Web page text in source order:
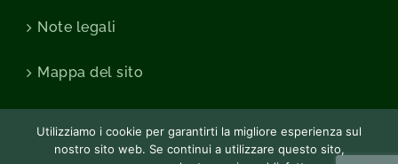
Note legali
Mappa del sito
Utilizziamo i cookie per garantirti la migliore esperienza sul
nostro sito web. Se continui a utilizzare questo sito,